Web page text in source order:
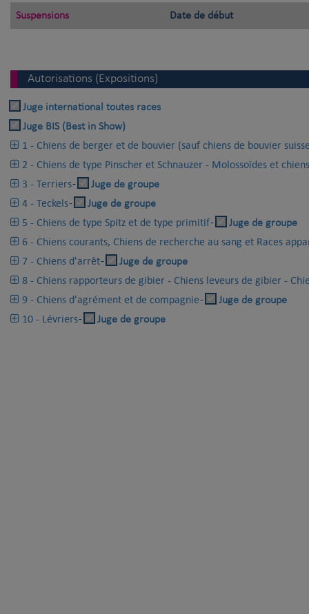
Suspensions Date de début
Autorisations (Expositions)
Juge international toutes races
Juge BIS (Best in Show)
1 - Chiens de berger et de bouvier (sauf chiens de bouvier
2 - Chiens de type Pinscher et Schnauzer - Molossoïdes et
3 - Terriers- Juge de groupe
4 - Teckels- Juge de groupe
5 - Chiens de type Spitz et de type primitif- Juge de groupe
6 - Chiens courants, Chiens de recherche au sang et Races
7 - Chiens d'arrêt- Juge de groupe
8 - Chiens rapporteurs de gibier - Chiens leveurs de gibier -
9 - Chiens d'agrément et de compagnie- Juge de groupe
10 - Lévriers- Juge de groupe